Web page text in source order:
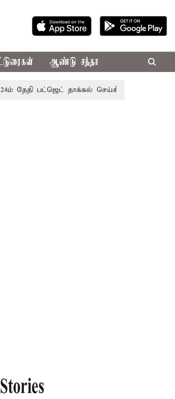
ஆண்டு சந்தா
பட்ஜெட் தாக்கல் செய்கிறார் முதல்-அமைச்சர்